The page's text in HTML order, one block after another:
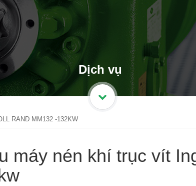
Dịch vụ
RAND MM132 -132KW
máy nén khí trục vít